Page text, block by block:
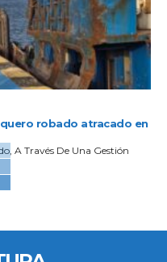
robado atracado en
A Través De Una Gestión